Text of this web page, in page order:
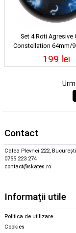
Set 4 Roti Agresive
Constellation 64mm/
199 lei
Contact
Calea Plevnei 222, București
0755 223 274
contact@skates.ro
Informații utile
Politica de utilizare
Cookies